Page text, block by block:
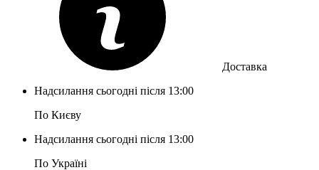
Доставка
Надсилання сьогодні після 13:00
По Києву
Надсилання сьогодні після 13:00
По Україні